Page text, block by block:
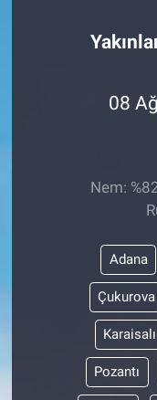
08
Nem:
Adana
Çukurova
Karaisalı
Pozantı
ASAYİŞ